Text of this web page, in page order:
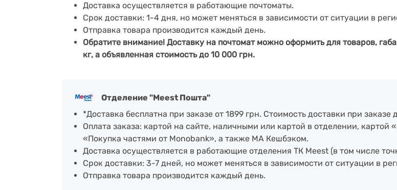
Доставка осуществляется в работающие почтоматы.
Срок доставки: 1-4 дня, но может меняться в зависимости от ситуации в
Отправка товара производится каждый день.
Обратите внимание! Доставку на почтомат можно оформить для товаров,
кг, а объявленная стоимость до 10 000 грн.
Отделение "Meest Пошта"
*Доставка бесплатна при заказе от 1899 грн. Стоимость доставки при заказе
Оплата заказа: картой на сайте, наличными или картой в отделении,
«Покупка частями от Monobank», а также МА Кешбэком.
Доставка осуществляется в работающие отделения ТК Meest (в том числе
Срок доставки: 3-7 дней, но может меняться в зависимости от ситуации в
Отправка товара производится каждый день.